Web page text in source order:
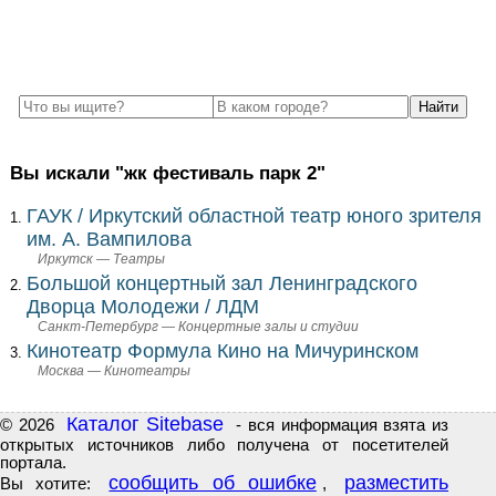
Вы искали "жк фестиваль парк 2"
ГАУК / Иркутский областной театр юного зрителя
им. А. Вампилова
Иркутск — Театры
Большой концертный зал Ленинградского
Дворца Молодежи / ЛДМ
Санкт-Петербург — Концертные залы и студии
Кинотеатр Формула Кино на Мичуринском
Москва — Кинотеатры
© 2026 Каталог Sitebase
- вся информация взята из
открытых источников либо получена от посетителей
портала.
Вы хотите:
сообщить об ошибке ,
разместить